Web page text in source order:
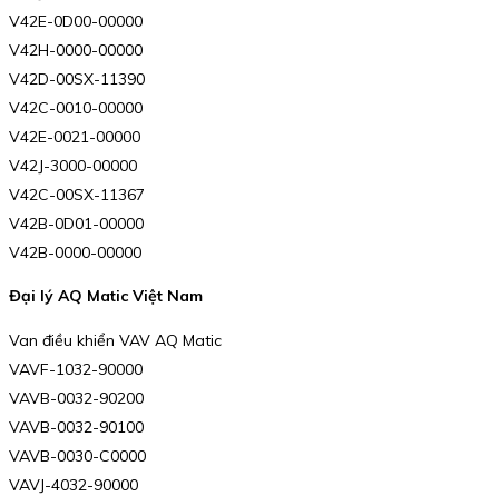
V42E-0D00-00000
V42H-0000-00000
V42D-00SX-11390
V42C-0010-00000
V42E-0021-00000
V42J-3000-00000
V42C-00SX-11367
V42B-0D01-00000
V42B-0000-00000
Đại lý AQ Matic Việt Nam
Van điều khiển VAV AQ Matic
VAVF-1032-90000
VAVB-0032-90200
VAVB-0032-90100
VAVB-0030-C0000
VAVJ-4032-90000